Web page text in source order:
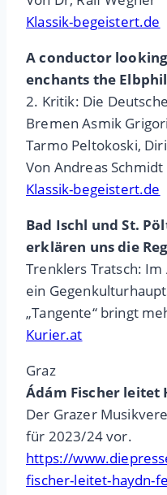
Klassik-begeistert.de
A conductor
enchants the
2. Kritik: Die
Bremen Asmik
Tarmo Peltokoski,
Von Andreas Schmidt
Klassik-begeistert.de
Bad Ischl und St.
erklären uns die
Trenklers Tratsch:
ein
„Tangente“ bringt
Kurier.at
Graz
Ádám Fischer leitet
Der Grazer
für 2023/24 vor.
https://
fischer-leitet-haydn-